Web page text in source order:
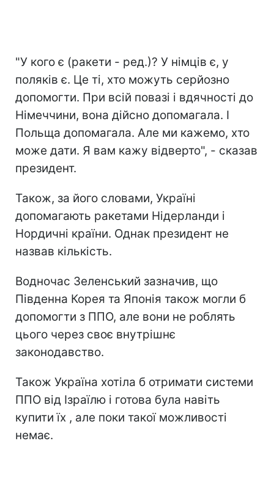
"У кого є (ракети - ред.)? У німців є, у
поляків є. Це ті, хто можуть серйозно
допомогти. При всій повазі і вдячності до
Німеччини, вона дійсно допомагала. І
Польща допомагала. Але ми кажемо, хто
може дати. Я вам кажу відверто", - сказав
президент.
Також, за його словами, Україні
допомагають ракетами Нідерланди і
Нордичні країни. Однак президент не
назвав кількість.
Водночас Зеленський зазначив, що
Південна Корея та Японія також могли б
допомогти з ППО, але вони не роблять
цього через своє внутрішнє
законодавство.
Також Україна хотіла б отримати системи
ППО від Ізраїлю і готова була навіть
купити їх , але поки такої можливості
немає.